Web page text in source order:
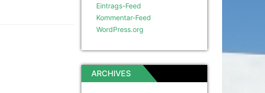
Eintrags-Feed
Kommentar-Feed
WordPress.org
ARCHIVES